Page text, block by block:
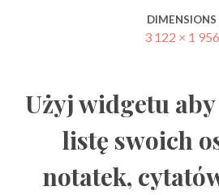
DIMENSIONS
3 122 × 1 956
Użyj widgetu
listę swoich
notatek,